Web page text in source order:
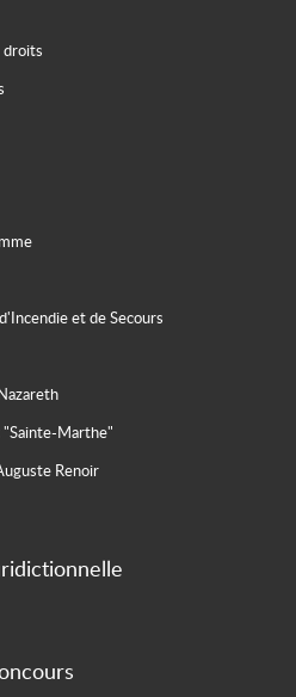
droits
et de Secours
Marthe"
Renoir